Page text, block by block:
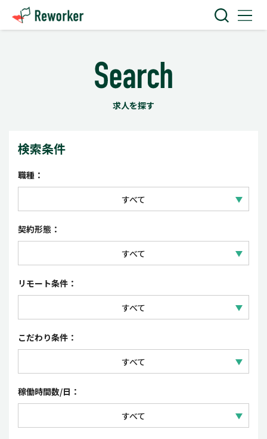
求人を探す
検索条件
職種：
すべて
Web・クリエイティブ
コーポレート・事務
契約形態：
すべて
契約社員
派遣社員・紹介予定派遣
業務委託
リモート条件：
すべて
リモートワーク（一部出社）
こだわり条件：
すべて
フレックスタイム制・裁量労働制
時短勤務OK
稼働時間数/日：
すべて